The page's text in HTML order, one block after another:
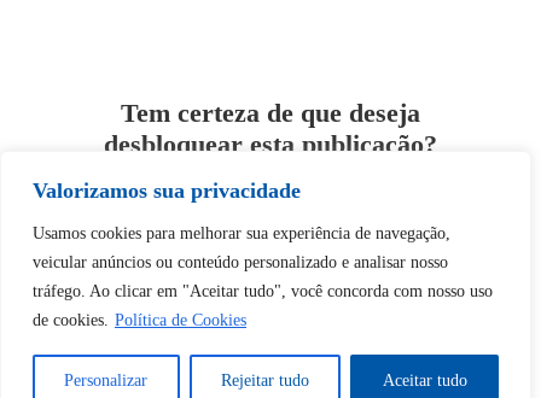
Valorizamos sua privacidade
Usamos cookies para melhorar sua experiência de navegação,
veicular anúncios ou conteúdo personalizado e analisar nosso
tráfego. Ao clicar em "Aceitar tudo", você concorda com nosso uso
de cookies. Política de Cookies
Personalizar Rejeitar tudo Aceitar tudo
Tem certeza de que deseja
desbloquear esta publicação?
Sim Não